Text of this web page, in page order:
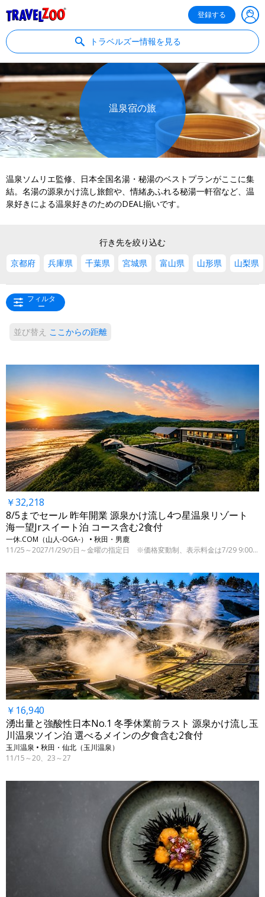
登録する
トラベルズー情報を見る
温泉宿の旅
温泉ソムリエ監修、日本全国名湯・秘湯のベストプランがここに集
結。名湯の源泉かけ流し旅館や、情緒あふれる秘湯一軒宿など、温
泉好きによる温泉好きのためのDEAL揃いです。
行き先を絞り込む
京都府
兵庫県 千葉県 宮城県 富山県 山形県 山梨県
フィルタ
ー
並び替え ここからの距離
￥32,218
8/5までセール 昨年開業 源泉かけ流し4つ星温泉リゾート
海一望Jrスイート泊 コース含む2食付
一休.COM（山人-OGA-） • 秋田・男鹿
11/25～2027/1/29の日～金曜の指定日 ※価格変動制、表示料金は7/29 9:00時点
￥16,940
湧出量と強酸性日本No.1 冬季休業前ラスト 源泉かけ流し玉
川温泉ツイン泊 選べるメインの夕食含む2食付
玉川温泉 • 秋田・仙北（玉川温泉）
11/15～20、23～27